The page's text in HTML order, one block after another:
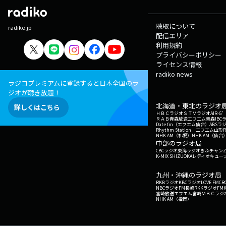
radiko.jp
ラジコプレミアムに登録すると日本全国のラ
ジオが聴き放題！
詳しくはこちら
聴取について
配信エリア
利用規約
プライバシーポリシー
ライセンス情報
radiko news
北海道・東北のラジオ
ＨＢＣラジオＳＴＶラジオAIR-G'
ＲＡＢ青森放送エフエム青森IBC
Date fm（エフエム仙台） ABSラ
Rhythm Station エフエム山形
NHK AM（札幌） NHK AM（仙台
中部のラジオ局
CBCラジオ東海ラジオぎふチャン
K-MIX SHIZUOKAレディオキュー
九州・沖縄のラジオ局
RKBラジオKBCラジオLOVE FM
NBCラジオFM長崎RKKラジオ
宮崎放送エフエム宮崎ＭＢＣラジ
NHK AM（福岡）